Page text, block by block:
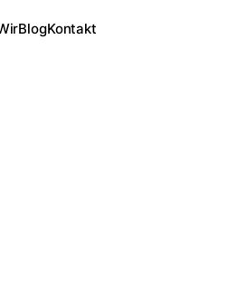
BlogKontakt